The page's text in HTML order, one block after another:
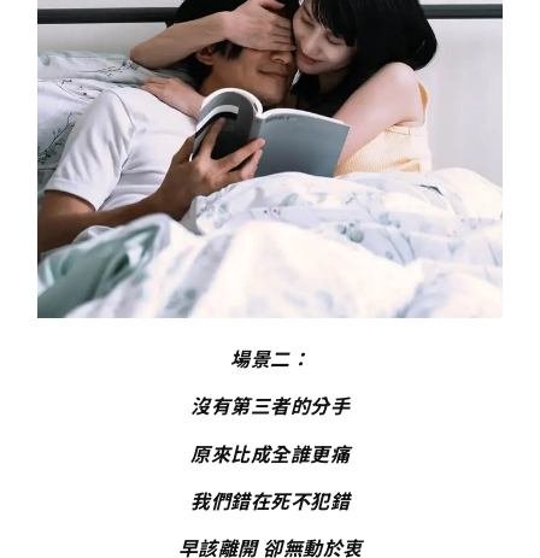
場景二：
沒有第三者的分手
原來比成全誰更痛
我們錯在死不犯錯
早該離開 卻無動於衷